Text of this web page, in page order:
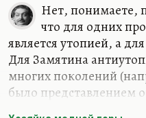
Нет, понимаете,
что для одних
является утопией, а
Для Замятина
многих поколений
было представлением